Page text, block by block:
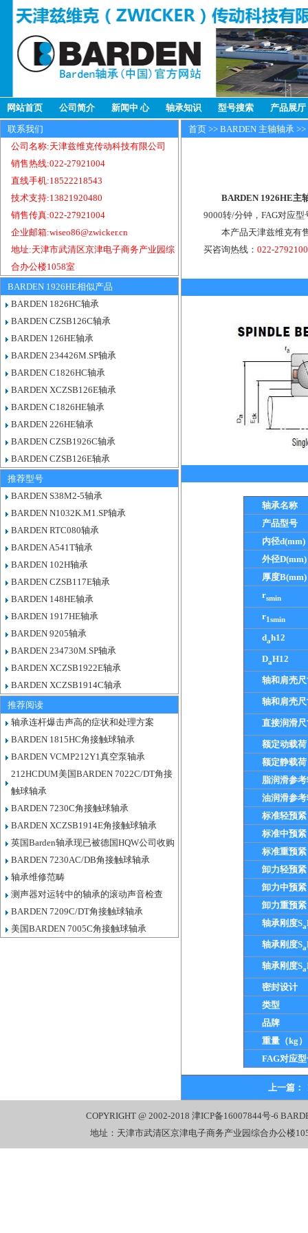
网站首页 公司简介 新闻中 心 轴承知识 型号搜索 产品展厅
联系我们
公司名称:天津兹维克传动科技有限公司
销售热线:022-27921004
直线手机:18522218543
技术支持:13821920480
销售传真:022-27921004
企业邮箱:wiseo86@zwicker.cn
地址:天津市武清区京津电子商务产业园综
合办公楼1058室
BARDEN 1926HE相似产品
BARDEN 1826HC轴承
BARDEN CZSB126C轴承
BARDEN 126HE轴承
BARDEN 234426M.SP轴承
BARDEN C1826HC轴承
BARDEN XCZSB126E轴承
BARDEN C1826HE轴承
BARDEN 226HE轴承
BARDEN CZSB1926C轴承
BARDEN CZSB126E轴承
推荐型号
BARDEN S38M2-5轴承
BARDEN N1032K.M1.SP轴承
BARDEN RTC080轴承
BARDEN A541T轴承
BARDEN 102H轴承
BARDEN CZSB117E轴承
BARDEN 148HE轴承
BARDEN 1917HE轴承
BARDEN 9205轴承
BARDEN 234730M.SP轴承
BARDEN XCZSB1922E轴承
BARDEN XCZSB1914C轴承
推荐阅读
轴承连杆爆击声高的症状和处理方案
BARDEN 1815HC角接触球轴承
BARDEN VCMP212Y1真空泵轴承
212HCDUM美国BARDEN 7022C/DT角接
触球轴承
BARDEN 7230C角接触球轴承
BARDEN XCZSB1914E角接触球轴承
英国Barden轴承现已被德国HQW公司收购
BARDEN 7230AC/DB角接触球轴承
轴承维修范畴
测声器对运转中的轴承的滚动声音检查
BARDEN 7209C/DT角接触球轴承
美国BARDEN 7005C角接触球轴承
首页 >> BARDEN 主轴轴承
BARDEN 1926HE主
9000转/分钟，FAG对应型
本产品天津兹维克有
买咨询热线：022-
轴承名称
产品型号
内径d(mm)
外径D(mm)
厚度B(mm)
rsmin
r1smin
dah12
DaH12
轴和肩壳
轴和肩壳
直接润滑
额定动载
额定静载
脂润滑参
油润滑参
标准轻预
标准中预
标准重预
卸力轻预
卸力中预
卸力重预
轴承刚度Sa
轴承刚度Sa
轴承刚度Sa
密封设计
类型
品牌
重量（kg）
FAG对应
上一篇：
COPYRIGHT @ 2002-2018津ICP备16007844号-6
地址：天津市武清区京津电子商务产业园综合办公